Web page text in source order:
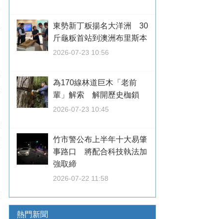
東勢新丁粄揚名大洋洲 30
斤龜粄首站到澳洲布里斯本
2026-07-23 10:56
為170線林道巨木「老前
輩」解索 解開歷史枷鎖
2026-07-23 10:45
竹市警公布上半年十大易肇
事路口 將配合科技執法加
強取締
2026-07-22 11:58
熱門新聞